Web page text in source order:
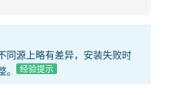
同源上略有差异，安装失败时
经验提示